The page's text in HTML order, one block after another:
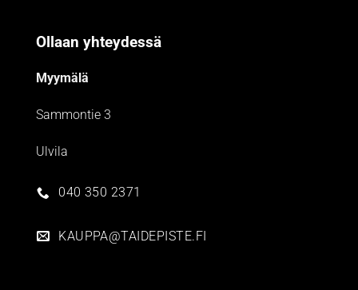
Ollaan yhteydessä
Myymälä
Sammontie 3
Ulvila
040 350 2371
KAUPPA@TAIDEPISTE.FI